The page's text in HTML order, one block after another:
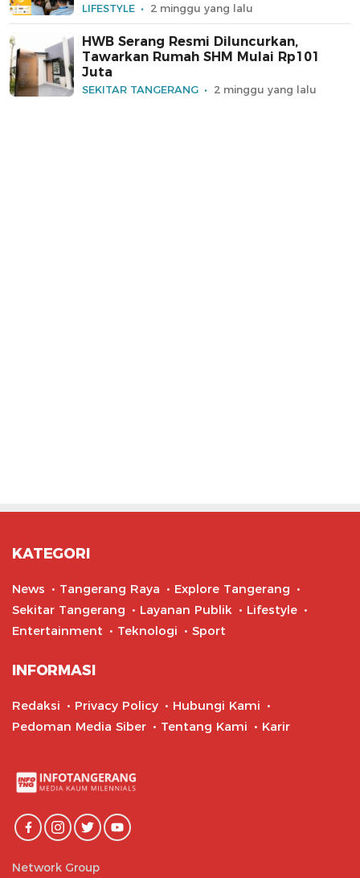
LIFESTYLE 2 minggu yang lalu
HWB Serang Resmi Diluncurkan,
Tawarkan Rumah SHM Mulai Rp101
Juta
SEKITAR TANGERANG 2 minggu yang lalu
KATEGORI
News Tangerang Raya
Explore Tangerang
Sekitar Tangerang
Layanan Publik
Lifestyle
Entertainment
Teknologi Sport
INFORMASI
Redaksi Privacy Policy
Hubungi Kami
Pedoman Media Siber
Tentang Kami Karir
Network Group